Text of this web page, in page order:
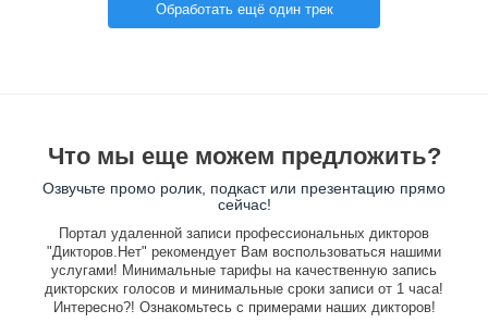
Обработать ещё один трек
Что мы еще можем предложить?
Озвучьте промо ролик, подкаст или презентацию прямо
сейчас!
Портал удаленной записи профессиональных дикторов
"Дикторов.Нет" рекомендует Вам воспользоваться нашими
услугами! Минимальные тарифы на качественную запись
дикторских голосов и минимальные сроки записи от 1 часа!
Интересно?! Ознакомьтесь с примерами наших дикторов!